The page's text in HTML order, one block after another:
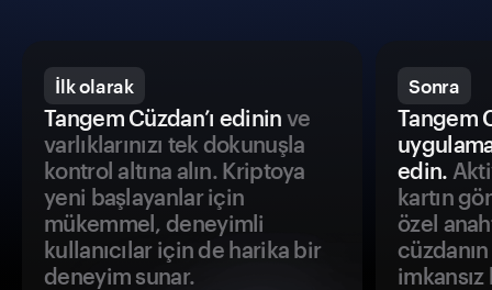
İlk olarak
Tangem Cüzdan’ı edinin ve
varlıklarınızı tek dokunuşla
kontrol altına alın. Kriptoya
yeni başlayanlar için
mükemmel, deneyimli
kullanıcılar için de harika bir
deneyim sunar.
Sonra
Tangem
edin.
kartın
özel